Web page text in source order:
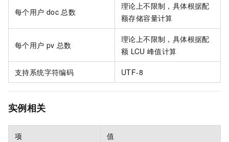
每个用户 doc 总数
理论上不限制，具体根据配
额存储容量计算
每个用户 pv 总数
理论上不限制，具体根据配
额 LCU 峰值计算
支持系统字符编码 UTF-8
实例相关
项 值